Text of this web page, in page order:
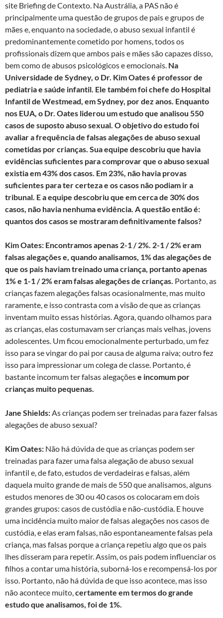
site Briefing de Contexto. Na Austrália, a PAS não é
principalmente uma questão de grupos de pais e grupos de
mães e, enquanto na sociedade, o abuso sexual infantil é
predominantemente cometido por homens, todos os
profissionais dizem que ambos pais e mães são capazes disso,
bem como de abusos psicológicos e emocionais. Na
Universidade de Sydney, o Dr. Kim Oates é professor de
pediatria e saúde infantil. Ele também foi chefe do Hospital
Infantil de Westmead, em Sydney, por dez anos. Enquanto
nos EUA, o Dr. Oates liderou um estudo que analisou 550
casos de suposto abuso sexual. O objetivo do estudo foi
avaliar a frequência de falsas alegações de abuso sexual
cometidas por crianças. Sua equipe descobriu que havia
evidências suficientes para comprovar que o abuso sexual
existia em 43% dos casos. Em 23%, não havia provas
suficientes para ter certeza e os casos não podiam ir a
tribunal. E a equipe descobriu que em cerca de 30% dos
casos, não havia nenhuma evidência. A questão então é:
quantos dos casos se mostraram definitivamente falsos?
Kim Oates: Encontramos apenas 2-1 / 2%. 2-1 / 2% eram
falsas alegações e, quando analisamos, 1% das alegações de
que os pais haviam treinado uma criança, portanto apenas
1% e 1-1 / 2% eram falsas alegações de crianças. Portanto, as
crianças fazem alegações falsas ocasionalmente, mas muito
raramente, e isso contrasta com a visão de que as crianças
inventam muito essas histórias. Agora, quando olhamos para
as crianças, elas costumavam ser crianças mais velhas, jovens
adolescentes. Um ficou emocionalmente perturbado, um fez
isso para se vingar do pai por causa de alguma raiva; outro fez
isso para impressionar um colega de classe. Portanto, é
bastante incomum ter falsas alegaçõese incomum por
crianças muito pequenas.
Jane Shields:As crianças podem ser treinadas para fazer falsas
alegações de abuso sexual?
Kim Oates: Não há dúvida de que as crianças podem ser
treinadas para fazer uma falsa alegação de abuso sexual
infantil e, de fato, estudos de verdadeiras e falsas, além
daquela muito grande de mais de 550 que analisamos, alguns
estudos menores de 30 ou 40 casos os colocaram em dois
grandes grupos: casos de custódia e não-custódia. E houve
uma incidência muito maior de falsas alegações nos casos de
custódia, e elas eram falsas, não espontaneamente falsas pela
criança, mas falsas porque a criança repetiu algo que os pais
lhes disseram para repetir. Assim, os pais podem influenciar os
filhos a contar uma história, suborná-los e recompensá-los por
isso. Portanto, não há dúvida de que isso acontece, mas isso
não acontece muito,certamente em termos do grande
estudo que analisamos, foi de 1%.